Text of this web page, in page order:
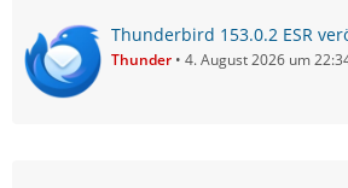
Thunderbird 153.0.2 ESR
Thunder 4. August 2026 um